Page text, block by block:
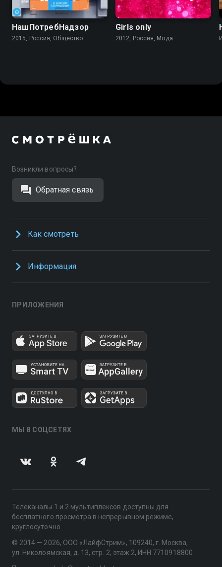
НашПотребНадзор
2015, Россия, Общество
Girls only
2012, Россия, Мода
Возникли вопросы?
Обратная связь
Как смотреть
Информация
ПРИЛОЖЕНИЯ
МЫ В СОЦСЕТЯХ
Телеканалы 1 и 2 мультиплексов доступны для
бесплатного просмотра в непрерывном режиме,
круглосуточно.
© 2014 — 2026, ООО «ЛайфСтрим», 109240, г. Москва,
ул. Николоямская, д. 13, стр. 2, этаж 2, ИНН 7710918800